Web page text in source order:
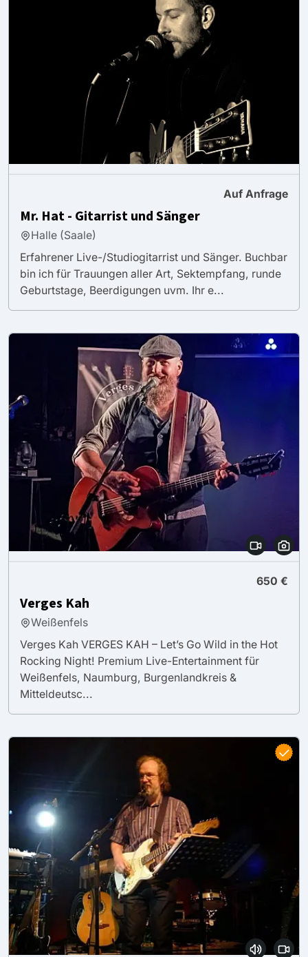
Auf Anfrage
Mr. Hat - Gitarrist und Sänger
Halle (Saale)
Erfahrener Live-/Studiogitarrist und Sänger. Buchbar
bin ich für Trauungen aller Art, Sektempfang, runde
Geburtstage, Beerdigungen uvm. Ihr e...
650 €
Verges Kah
Weißenfels
Verges Kah VERGES KAH – Let’s Go Wild in the Hot
Rocking Night! Premium Live-Entertainment für
Weißenfels, Naumburg, Burgenlandkreis &
Mitteldeutsc...